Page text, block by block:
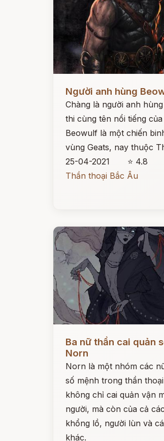
Người anh hùng
Chàng là người anh
thi cùng tên nổi tiếng
Beowulf là một chiến
vùng Geats, nay thuộc
25-04-2021
⭐ 4.8
Thần thoại Bắc Âu
Ba nữ thần cai quản
Norn
Norn là một nhóm các
số mệnh trong thần
không chỉ cai quản vận
người, mà còn của cả
khổng lồ, người lùn và
khác.